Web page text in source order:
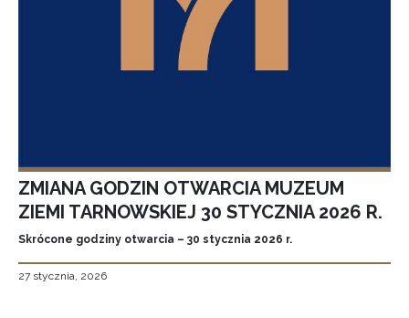
ZMIANA GODZIN OTWARCIA MUZEUM
ZIEMI TARNOWSKIEJ 30 STYCZNIA 2026 R.
Skrócone godziny otwarcia – 30 stycznia 2026 r.
27 stycznia, 2026